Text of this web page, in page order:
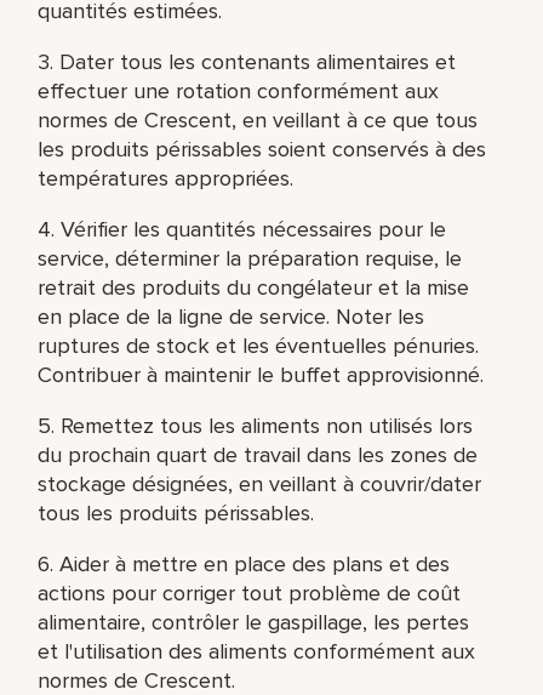
quantités estimées.
3. Dater tous les contenants alimentaires et
effectuer une rotation conformément aux
normes de Crescent, en veillant à ce que tous
les produits périssables soient conservés à des
températures appropriées.
4. Vérifier les quantités nécessaires pour le
service, déterminer la préparation requise, le
retrait des produits du congélateur et la mise
en place de la ligne de service. Noter les
ruptures de stock et les éventuelles pénuries.
Contribuer à maintenir le buffet approvisionné.
5. Remettez tous les aliments non utilisés lors
du prochain quart de travail dans les zones de
stockage désignées, en veillant à couvrir/dater
tous les produits périssables.
6. Aider à mettre en place des plans et des
actions pour corriger tout problème de coût
alimentaire, contrôler le gaspillage, les pertes
et l'utilisation des aliments conformément aux
normes de Crescent.